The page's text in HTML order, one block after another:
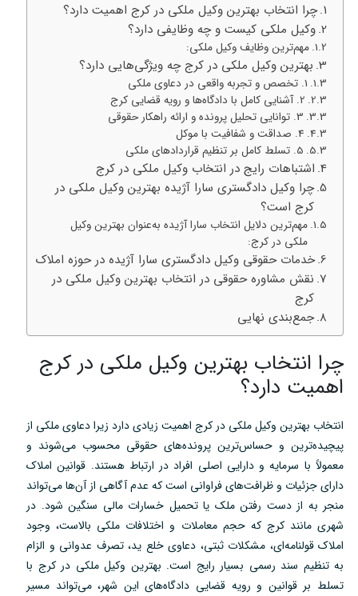
چرا انتخاب بهترین وکیل ملکی در کرج اهمیت دارد؟
وکیل ملکی کیست و چه وظایفی دارد؟
مهم‌ترین وظایف وکیل ملکی:
بهترین وکیل ملکی در کرج چه ویژگی‌هایی دارد؟
1. تخصص و تجربه واقعی در دعاوی ملکی
2. آشنایی کامل با دادگاه‌ها و رویه قضایی کرج
3. توانایی تحلیل پرونده و ارائه راهکار حقوقی
4. صداقت و شفافیت با موکل
5. تسلط کامل بر تنظیم قراردادهای ملکی
اشتباهات رایج در انتخاب وکیل ملکی در کرج
چرا وکیل دادگستری سارا آژیده بهترین وکیل ملکی در
کرج است؟
مهم‌ترین دلایل انتخاب سارا آژیده به‌عنوان بهترین وکیل
ملکی در کرج:
خدمات حقوقی وکیل دادگستری سارا آژیده در حوزه املاک
نقش مشاوره حقوقی در انتخاب بهترین وکیل ملکی در
کرج
جمع‌بندی نهایی
چرا انتخاب بهترین وکیل ملکی در کرج
اهمیت دارد؟
انتخاب بهترین وکیل ملکی در کرج اهمیت زیادی دارد زیرا دعاوی ملکی از
پیچیده‌ترین و حساس‌ترین پرونده‌های حقوقی محسوب می‌شوند و
معمولاً با سرمایه و دارایی اصلی افراد در ارتباط هستند. قوانین املاک
دارای جزئیات و ظرافت‌های فراوانی است که عدم آگاهی از آن‌ها می‌تواند
منجر به از دست رفتن ملک یا تحمیل خسارات مالی سنگین شود. در
شهری مانند کرج که حجم معاملات و اختلافات ملکی بالاست، وجود
املاک قولنامه‌ای، مشکلات ثبتی، دعاوی خلع ید، تصرف عدوانی و الزام
به تنظیم سند رسمی بسیار رایج است. بهترین وکیل ملکی در کرج با
تسلط بر قوانین و رویه قضایی دادگاه‌های این شهر، می‌تواند مسیر